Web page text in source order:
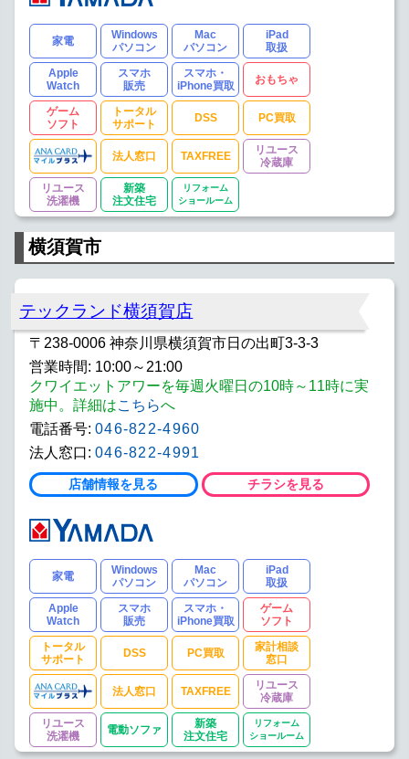
家電
Windows
パソコン
Mac
パソコン
iPad
取扱
Apple
Watch
スマホ
販売
スマホ・
iPhone買取
おもちゃ
ゲーム
ソフト
トータル
サポート
DSS PC買取
法人窓口 TAXFREE
リユース
冷蔵庫
リユース
洗濯機
新築
注文住宅
リフォーム
ショールーム
横須賀市
テックランド横須賀店
〒238-0006 神奈川県横須賀市日の出町3-3-3
営業時間: 10:00～21:00
クワイエットアワーを毎週火曜日の10時～11時に実
施中。詳細はこちらへ
電話番号: 046-822-4960
法人窓口: 046-822-4991
店舗情報を見る チラシを見る
家電
Windows
パソコン
Mac
パソコン
iPad
取扱
Apple
Watch
スマホ
販売
スマホ・
iPhone買取
ゲーム
ソフト
トータル
サポート
DSS PC買取
家計相談
窓口
法人窓口 TAXFREE
リユース
冷蔵庫
リユース
洗濯機
電動ソファ
新築
注文住宅
リフォーム
ショールーム